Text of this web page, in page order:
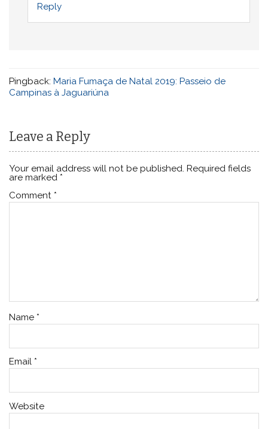
Reply
Pingback:Maria Fumaça de Natal 2019: Passeio de
Campinas à Jaguariúna
Leave a Reply
Your email address will not be published. Required fields
are marked *
Comment *
Name *
Email *
Website